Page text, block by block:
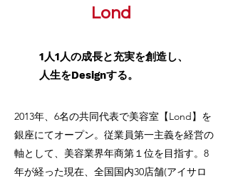
Lond
1人1人の成長と充実を創造し、
人生をDesignする。
2013年、6名の共同代表で美容室【Lond】を
銀座にてオープン。従業員第一主義を経営の
軸として、美容業界年商第１位を目指す。8
年が経った現在、全国国内30店舗(アイサロ